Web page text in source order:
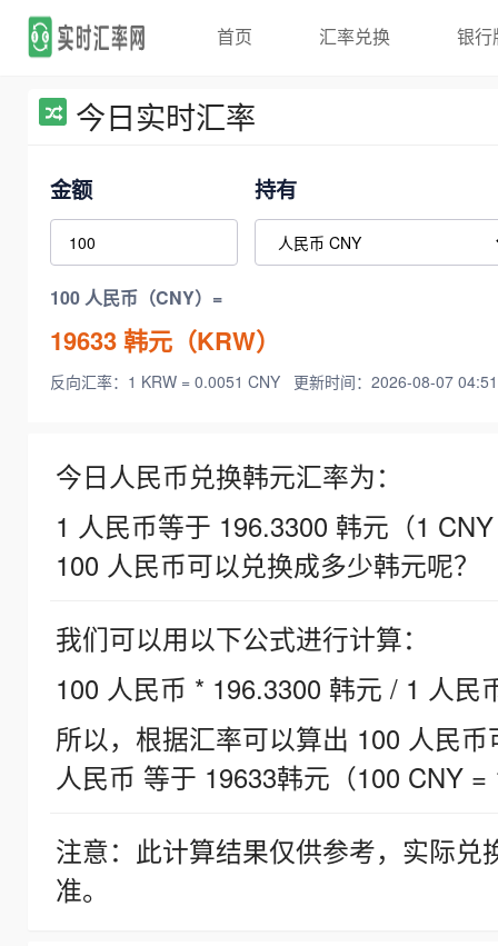
首页 汇率兑换 银行
今日实时汇率
金额 持有
100 人民币（CNY）=
19633韩元（KRW）
反向汇率：1 KRW = 0.0051 CNY 更新时间：2026-08-07
今日人民币兑换韩元汇率为：
1 人民币等于 196.3300 韩元（1
100 人民币可以兑换成多少韩元呢？
我们可以用以下公式进行计算：
100 人民币 * 196.3300 韩元 / 1 人民
所以，根据汇率可以算出 100 人民
人民币 等于 19633韩元（100 CNY =
注意：此计算结果仅供参考，实际
准。